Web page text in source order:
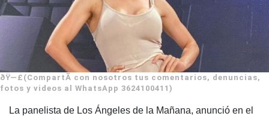
ðŸ—£(CompartÃ­ con nosotros tus comentarios, denuncias,
fotos y videos al WhatsApp 3624100411)
La panelista de Los Ángeles de la Mañana, anunció en el